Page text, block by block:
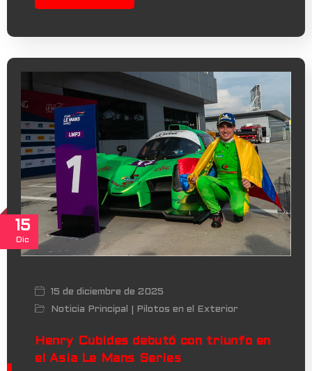
15
Dic
15 de diciembre de 2025
Noticia Principal
Pilotos en el Exterior
Henry Cubides debutó con triunfo en
el Asia Le Mans Series